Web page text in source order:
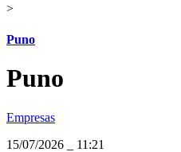
>
Puno
Puno
Empresas
15/07/2026
11:21